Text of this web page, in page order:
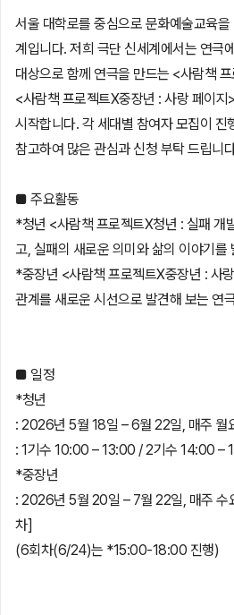
서울 대학로를 중심으로 문화예술교육을
계입니다. 저희 극단 신세계에서는 연극
대상으로 함께 연극을 만드는 <사람책
<사람책 프로젝트X중장년 : 사랑 페이
시작합니다. 각 세대별 참여자 모집이 진
참고하여 많은 관심과 신청 부탁 드립니
■ 주요활동
*청년 <사람책 프로젝트X청년 : 실패 개
고, 실패의 새로운 의미와 삶의 이야기를
*중장년 <사람책 프로젝트X중장년 : 사
관계를 새로운 시선으로 발견해 보는 연
■ 일정
*청년
: 2026년 5월 18일 – 6월 22일, 매주 월
: 1기수 10:00 – 13:00 / 2기수 14:00 –
*중장년
: 2026년 5월 20일 – 7월 22일, 매주
차]
(6회차(6/24)는 *15:00-18:00 진행)